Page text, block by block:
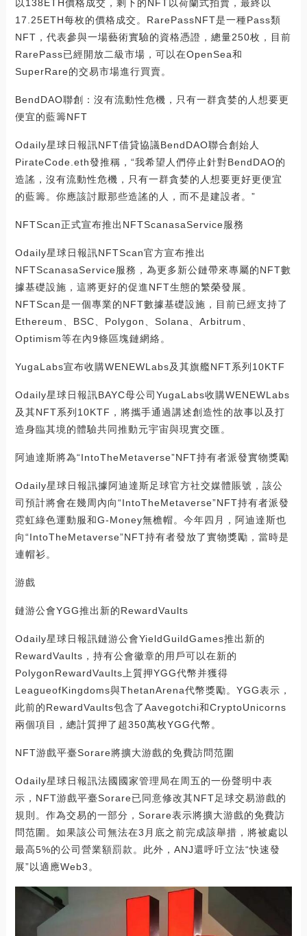
以138ETH價格成交，剩下的NFT以荷蘭式拍賣，最終以
17.25ETH每枚的價格成交。RarePassNFT是一種Pass類
NFT，代表參與一場藝術實驗的資格憑證，總量250枚，目前
RarePass已經開放二級市場，可以在OpenSea和
SuperRare的交易市場進行買賣。
BendDAO聯創：沒有流動性危機，只有一群貪婪的人想要更
便宜的藍籌NFT
Odaily星球日報訊NFT借貸協議BendDAO聯合創始人
PirateCode.eth發推稱，“我希望人們停止針對BendDAO的
造謠，沒有流動性危機，只有一群貪婪的人想要更好更便宜
的藍籌。你應該討厭那些造謠的人，而不是建設者。”
NFTScan正式宣布推出NFTScanasaService服務
Odaily星球日報訊NFTScan官方宣布推出
NFTScanasaService服務，為更多新公鏈帶來專屬的NFT數
據基礎設施，這將更好的促進NFT生態的繁榮發展。
NFTScan是一個專業的NFT數據基礎設施，目前已經支持了
Ethereum、BSC、Polygon、Solana、Arbitrum、
Optimism等在內9條區塊鏈網絡。
YugaLabs宣布收購WENEWLabs及其旗艦NFT系列10KTF
Odaily星球日報訊BAYC母公司YugaLabs收購WENEWLabs
及其NFT系列10KTF，將攜手通過講述創造性的故事以及打
造身臨其境的體驗共同推動元宇宙與現實交匯。
阿迪達斯將為“IntoTheMetaverse”NFT持有者派發實物獎勵
Odaily星球日報訊據阿迪達斯足球官方社交媒體賬號，該公
司預計將會在幾周內向“IntoTheMetaverse”NFT持有者派發
霓虹綠色運動服和G-Money無檐帽。今年四月，阿迪達斯也
向“IntoTheMetaverse”NFT持有者發放了實物獎勵，當時是
連帽衫。
游戲
鏈游公會YGG推出新的RewardVaults
Odaily星球日報訊鏈游公會YieldGuildGames推出新的
RewardVaults，持有公會徽章的用戶可以在新的
PolygonRewardVaults上質押YGG代幣并獲得
LeagueofKingdoms與ThetanArena代幣獎勵。YGG表示，
此前的RewardVaults包含了Aavegotchi和CryptoUnicorns
兩個項目，總計質押了超350萬枚YGG代幣。
NFT游戲平臺Sorare將擴大游戲的免費訪問范圍
Odaily星球日報訊法國國家管理局在周五的一份聲明中表
示，NFT游戲平臺Sorare已同意修改其NFT足球交易游戲的
規則。作為交易的一部分，Sorare表示將擴大游戲的免費訪
問范圍。如果該公司無法在3月底之前完成該舉措，將被處以
最高5%的公司營業額罰款。此外，ANJ還呼吁立法“快速發
展”以適應Web3。